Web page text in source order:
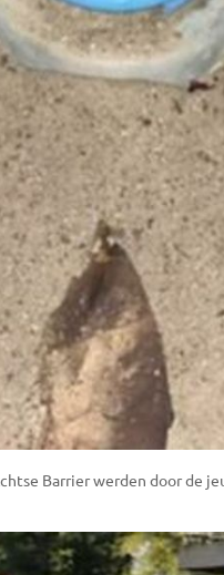
Barrier werden door de